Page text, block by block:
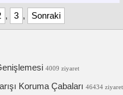
, 3 , Sonraki
4009 ziyaret
Koruma Ça­baları 46434 ziyaret